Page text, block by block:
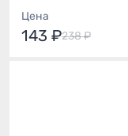
Цена
143 ₽238 ₽